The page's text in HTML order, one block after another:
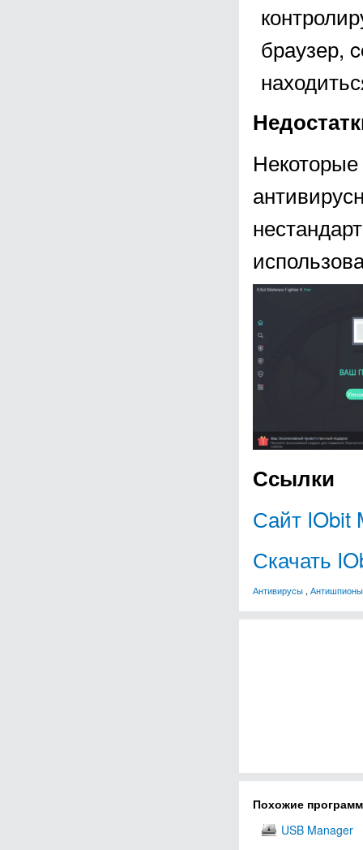
браузер,
Ссылки
Сайт IObit
Скачать
Антивирусы , Антишпионы
Похожие
USB Manager